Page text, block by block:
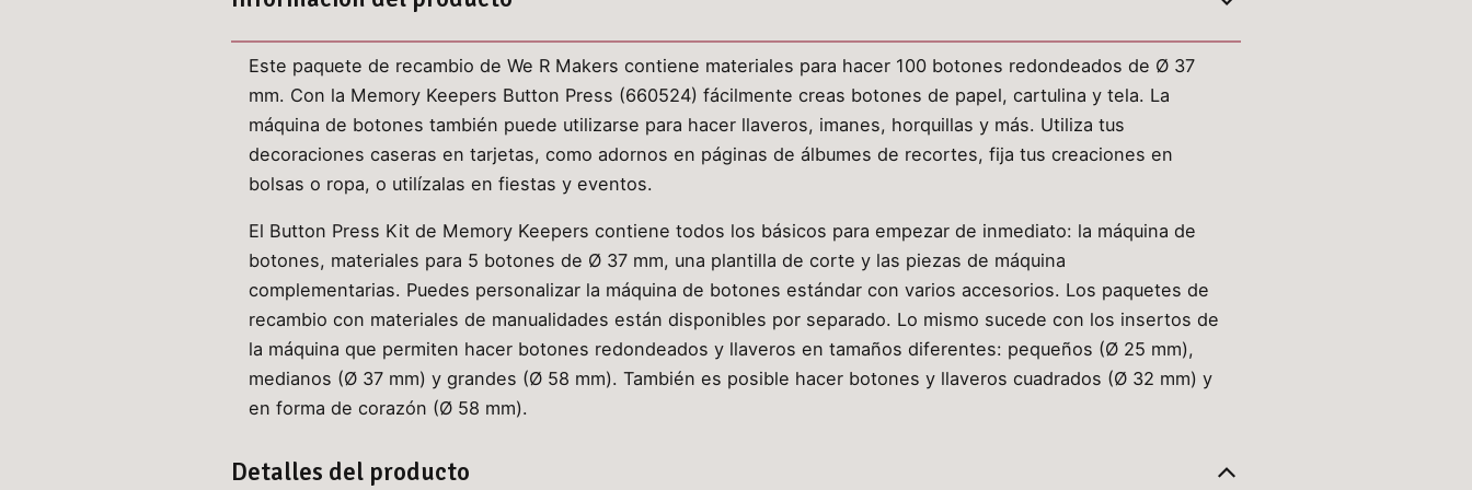
Este paquete de recambio de We R Makers contiene materiales para hacer 100 botones redondeados de Ø 37
mm. Con la Memory Keepers Button Press (660524) fácilmente creas botones de papel, cartulina y tela. La
máquina de botones también puede utilizarse para hacer llaveros, imanes, horquillas y más. Utiliza tus
decoraciones caseras en tarjetas, como adornos en páginas de álbumes de recortes, fija tus creaciones en
bolsas o ropa, o utilízalas en fiestas y eventos.
El Button Press Kit de Memory Keepers contiene todos los básicos para empezar de inmediato: la máquina de
botones, materiales para 5 botones de Ø 37 mm, una plantilla de corte y las piezas de máquina
complementarias. Puedes personalizar la máquina de botones estándar con varios accesorios. Los paquetes de
recambio con materiales de manualidades están disponibles por separado. Lo mismo sucede con los insertos de
la máquina que permiten hacer botones redondeados y llaveros en tamaños diferentes: pequeños (Ø 25 mm),
medianos (Ø 37 mm) y grandes (Ø 58 mm). También es posible hacer botones y llaveros cuadrados (Ø 32 mm) y
en forma de corazón (Ø 58 mm).
Detalles del producto